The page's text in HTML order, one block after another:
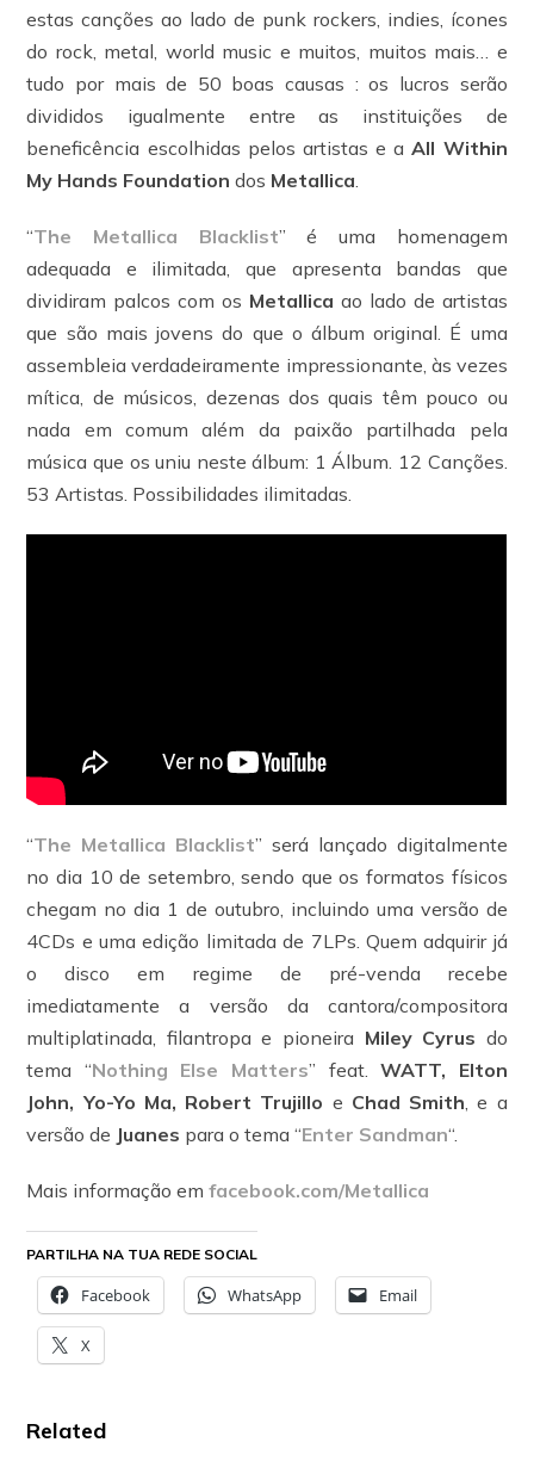
estas canções ao lado de punk rockers, indies, ícones
do rock, metal, world music e muitos, muitos mais… e
tudo por mais de 50 boas causas : os lucros serão
divididos igualmente entre as instituições de
beneficência escolhidas pelos artistas e aAll Within
My Hands Foundation dos Metallica
“The Metallica Blacklist” é uma homenagem
adequada e ilimitada, que apresenta bandas que
dividiram palcos com os Metallica ao lado de artistas
que são mais jovens do que o álbum original. É uma
assembleia verdadeiramente impressionante, às vezes
mítica, de músicos, dezenas dos quais têm pouco ou
nada em comum além da paixão partilhada pela
música que os uniu neste álbum: 1 Álbum. 12 Canções.
53 Artistas. Possibilidades ilimitadas.
“The Metallica Blacklist” será lançado digitalmente
no dia 10 de setembro, sendo que os formatos físicos
chegam no dia 1 de outubro, incluindo uma versão de
4CDs e uma edição limitada de 7LPs. Quem adquirir já
o disco em regime de pré-venda recebe
imediatamente a versão da cantora/compositora
multiplatinada, filantropa e pioneira Miley Cyrus do
tema “Nothing Else Matters” feat.WATT, Elton
John, Yo-Yo Ma, Robert Trujillo e Chad Smith , e a
versão de Juanes para o tema “Enter Sandman“.
Mais informação emfacebook.com/Metallica
PARTILHA NA TUA REDE SOCIAL
Facebook WhatsApp Email
X
Related